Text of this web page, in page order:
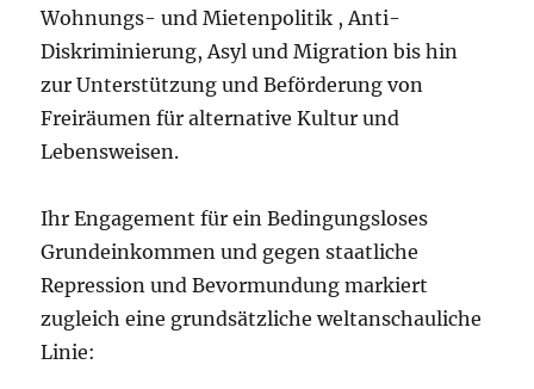
Wohnungs- und Mietenpolitik , Anti-
Diskriminierung, Asyl und Migration bis hin
zur Unterstützung und Beförderung von
Freiräumen für alternative Kultur und
Lebensweisen.
Ihr Engagement für ein Bedingungsloses
Grundeinkommen und gegen staatliche
Repression und Bevormundung markiert
zugleich eine grundsätzliche weltanschauliche
Linie: